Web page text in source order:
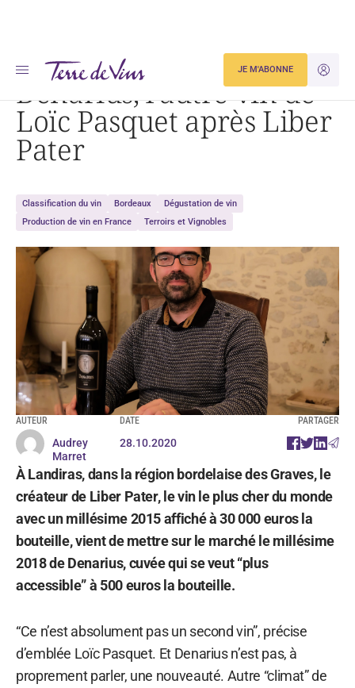
JE
JE M'ABONNE
Accueil Denarius, l’autre vin de Loïc Pasquet après Liber Pater
Denarius, l’autre vin de
Loïc Pasquet après Liber
Pater
Classification du vin Bordeaux
Dégustation de vin
Production de vin en France
Terroirs et Vignobles
AUTEUR
Audrey
Marret
DATE
28.10.2020
PARTAGER
À Landiras, dans la région bordelaise des Graves, le
créateur de Liber Pater, le vin le plus cher du monde
avec un millésime 2015 affiché à 30 000 euros la
bouteille, vient de mettre sur le marché le millésime
2018 de Denarius, cuvée qui se veut “plus
accessible” à 500 euros la bouteille.
“Ce n’est absolument pas un second vin”, précise
d’emblée Loïc Pasquet. Et Denarius n’est pas, à
proprement parler, une nouveauté. Autre “climat” de